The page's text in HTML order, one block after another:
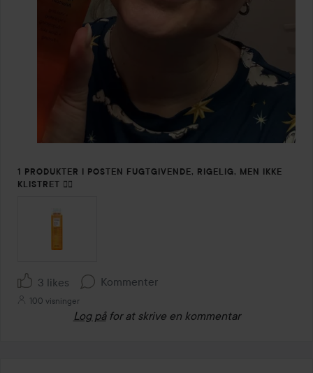
1 PRODUKTER I POSTEN FUGTGIVENDE, RIGELIG, MEN IKKE
KLISTRET 👌🏼
3 likes Kommenter
100 visninger
Log på for at skrive en kommentar